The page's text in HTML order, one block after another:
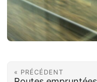
« PRÉCÉDENT